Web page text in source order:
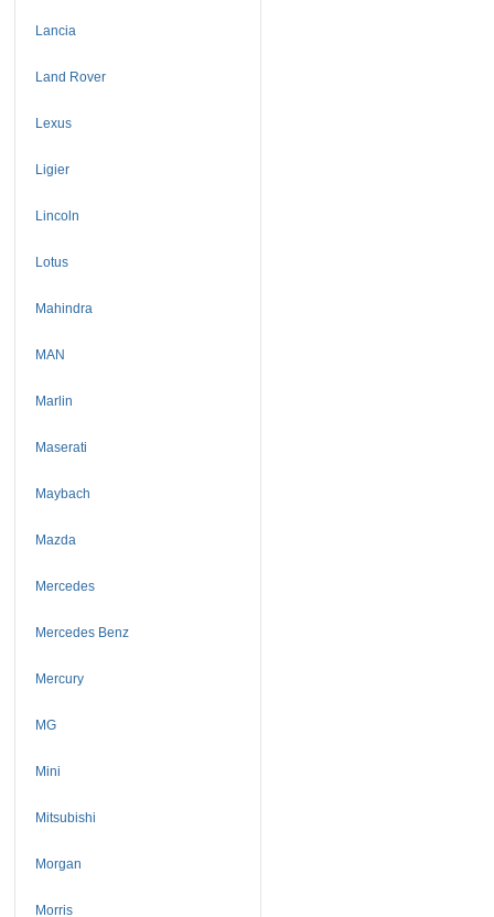
Lancia
Land Rover
Lexus
Ligier
Lincoln
Lotus
Mahindra
MAN
Marlin
Maserati
Maybach
Mazda
Mercedes
Mercedes Benz
Mercury
MG
Mini
Mitsubishi
Morgan
Morris